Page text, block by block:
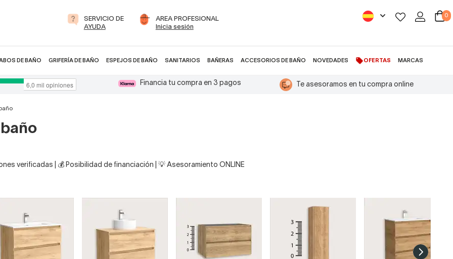
SERVICIO DE
AYUDA
AREA PROFESIONAL
Inicia sesión
0
DE BAÑO GRIFERÍA DE BAÑO ESPEJOS DE BAÑO SANITARIOS BAÑERAS ACCESORIOS DE BAÑO NOVEDADES OFERTAS MARCAS
Financia tu compra en 3 pagos Te asesoramos en tu compra online
verificadas | 💰 Posibilidad de financiación | 💡 Asesoramiento ONLINE